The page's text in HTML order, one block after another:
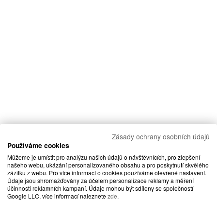
Zásady ochrany osobních údajů
Používáme cookies
Můžeme je umístit pro analýzu našich údajů o návštěvnících, pro zlepšení
našeho webu, ukázání personalizovaného obsahu a pro poskytnutí skvělého
zážitku z webu. Pro více informací o cookies používáme otevřené nastavení.
Údaje jsou shromažďovány za účelem personalizace reklamy a měření
účinnosti reklamních kampaní. Údaje mohou být sdíleny se společností
Google LLC, více informací naleznetezde